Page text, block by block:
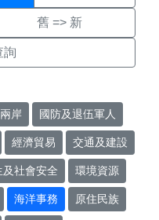
舊 => 新
詢
岸 國防及退伍軍人
經濟貿易 交通及建設
及社會安全 環境資源
海洋事務 原住民族